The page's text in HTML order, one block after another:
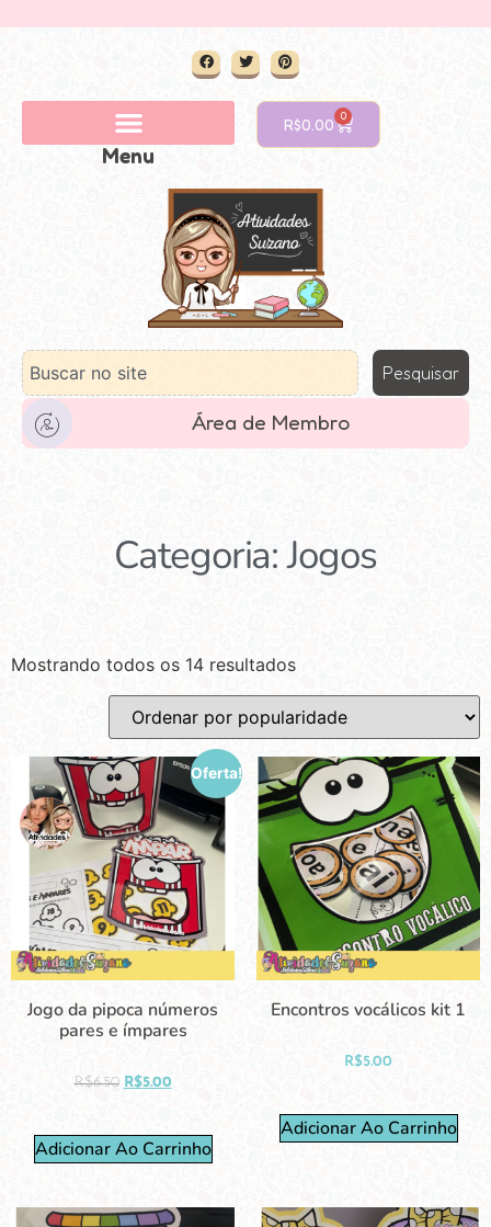
Menu
R$0.00 0
Pesquisar
Área de Membro
Categoria: Jogos
Mostrando todos os 14 resultados
Oferta!
Jogo da pipoca números
pares e ímpares
R$6.50 R$5.00
Adicionar Ao Carrinho
Encontros vocálicos kit 1
R$5.00
Adicionar Ao Carrinho